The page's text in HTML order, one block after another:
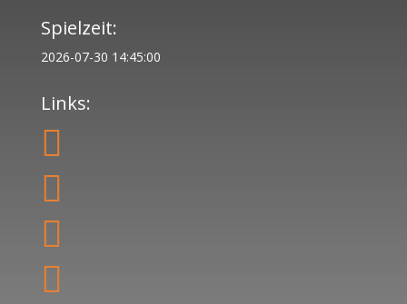
Spielzeit:
2026-07-30 14:45:00
Links:



